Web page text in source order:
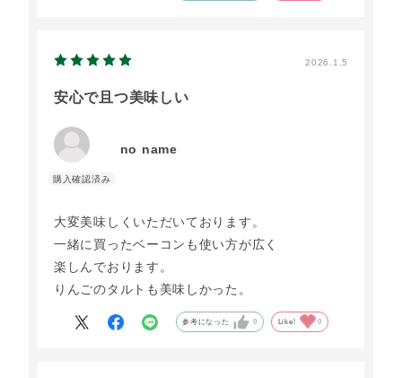
ってしまいます。
2026.1.5
安心で且つ美味しい
no name
大変美味しくいただいております。
一緒に買ったベーコンも使い方が広く
楽しんでおります。
りんごのタルトも美味しかった。
参考になった 0 Like! 0